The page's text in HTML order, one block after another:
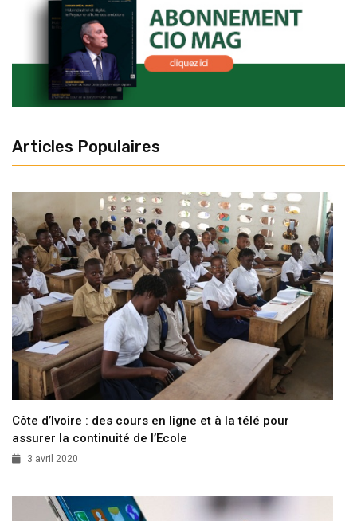
Articles Populaires
Côte d’Ivoire : des cours en ligne et à la télé pour
assurer la continuité de l’Ecole
3 avril 2020